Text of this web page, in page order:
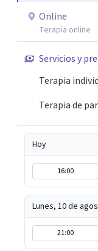
Online
Terapia online
Servicios y
Terapia
Terapia de
Hoy
16:00
Lunes, 10 de
21:00